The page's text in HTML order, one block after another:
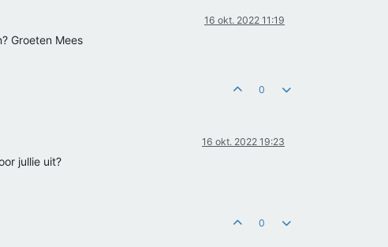
16 okt. 2022 11:19
Groeten Mees
0
16 okt. 2022 19:23
jullie uit?
0